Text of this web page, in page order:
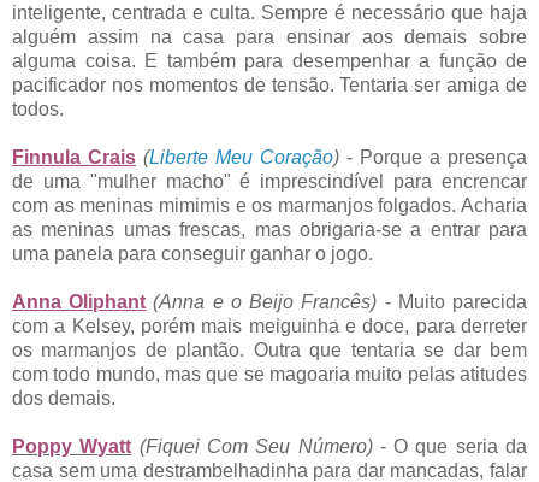
inteligente, centrada e culta. Sempre é necessário que haja
alguém assim na casa para ensinar aos demais sobre
alguma coisa. E também para desempenhar a função de
pacificador nos momentos de tensão. Tentaria ser amiga de
todos.
Finnula Crais (Liberte Meu Coração) - Porque a presença
de uma "mulher macho" é imprescindível para encrencar
com as meninas mimimis e os marmanjos folgados. Acharia
as meninas umas frescas, mas obrigaria-se a entrar para
uma panela para conseguir ganhar o jogo.
Anna Oliphant (Anna e o Beijo Francês) - Muito parecida
com a Kelsey, porém mais meiguinha e doce, para derreter
os marmanjos de plantão. Outra que tentaria se dar bem
com todo mundo, mas que se magoaria muito pelas atitudes
dos demais.
Poppy Wyatt (Fiquei Com Seu Número)- O que seria da
casa sem uma destrambelhadinha para dar mancadas, falar